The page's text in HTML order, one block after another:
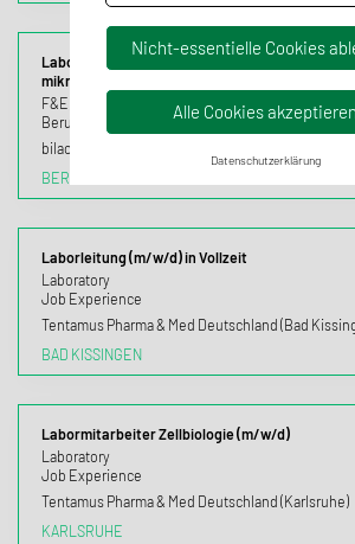
Laborant / Biologisch-Technischer-Assistent für
mikrobiologischen Bereich (m/w/d):
F&E, Labor, F&E
Berufseinstieg, Berufserfahrung
bilacon (Berlin)
BERLIN
Laborleitung (m/w/d) in Vollzeit
Laboratory
Job Experience
Tentamus Pharma & Med Deutschland (Bad
BAD KISSINGEN
Labormitarbeiter Zellbiologie (m/w/d)
Laboratory
Job Experience
Tentamus Pharma & Med Deutschland (Karlsruhe)
KARLSRUHE
Nicht-essentielle Cookies
Alle Cookies akzeptieren
Datenschutzerklärung